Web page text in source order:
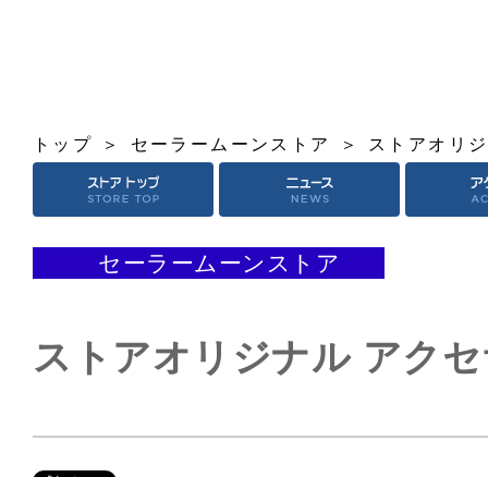
トップ セーラームーンストア ストアオリ
セーラームーンストア
ストアオリジナル アク